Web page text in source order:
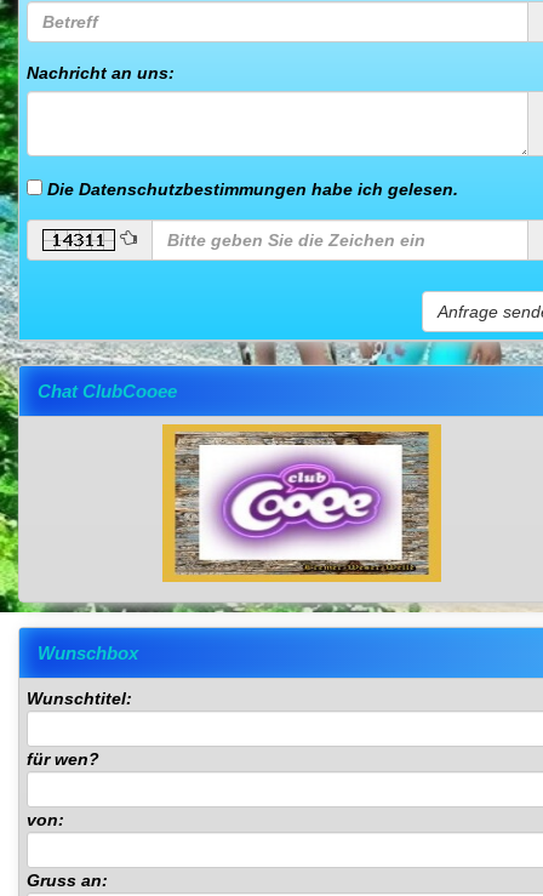
Nachricht an uns:
Die Datenschutzbestimmungen habe ich gelesen.
Chat ClubCooee
Wunschbox
Wunschtitel:
für wen?
von:
Gruss an: